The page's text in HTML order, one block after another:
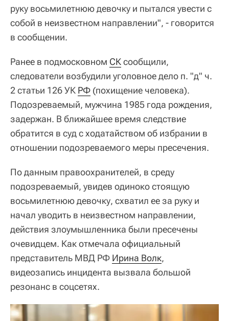
руку восьмилетнюю девочку и пытался увести с
собой в неизвестном направлении", - говорится
в сообщении.
Ранее в подмосковном СКсообщили,
следователи возбудили уголовное дело п. "д" ч.
2 статьи 126 УК РФ (похищение человека).
Подозреваемый, мужчина 1985 года рождения,
задержан. В ближайшее время следствие
обратится в суд с ходатайством об избрании в
отношении подозреваемого меры пресечения.
По данным правоохранителей, в среду
подозреваемый, увидев одиноко стоящую
восьмилетнюю девочку, схватил ее за руку и
начал уводить в неизвестном направлении,
действия злоумышленника были пресечены
очевидцем. Как отмечала официальный
представитель МВД РФ Ирина Волк,
видеозапись инцидента вызвала большой
резонанс в соцсетях.